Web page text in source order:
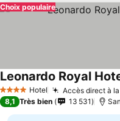
Choix populaire
4 Étoiles Hotel Accès direct à
Leonardo Royal
8,1 Très bien 13 531